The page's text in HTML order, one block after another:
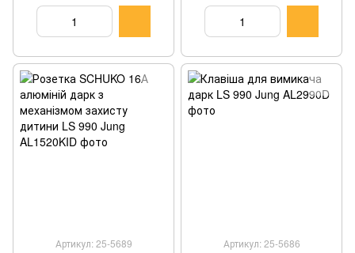
Артикул: 25-5689 Артикул: 25-5686